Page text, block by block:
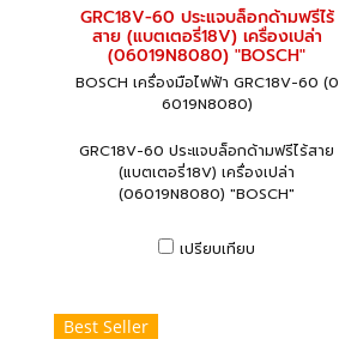
GRC18V-60 ประแจบล็อกด้ามฟรีไร้
สาย (แบตเตอรี่18V) เครื่องเปล่า
(06019N8080) "BOSCH"
BOSCH เครื่องมือไฟฟ้า GRC18V-60 (0
6019N8080)
GRC18V-60 ประแจบล็อกด้ามฟรีไร้สาย
(แบตเตอรี่18V) เครื่องเปล่า
(06019N8080) "BOSCH"
เปรียบเทียบ
Best Seller